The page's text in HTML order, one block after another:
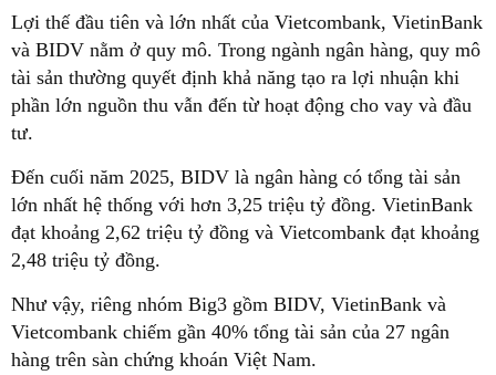
Lợi thế đầu tiên và lớn nhất của Vietcombank, VietinBank
và BIDV nằm ở quy mô. Trong ngành ngân hàng, quy mô
tài sản thường quyết định khả năng tạo ra lợi nhuận khi
phần lớn nguồn thu vẫn đến từ hoạt động cho vay và đầu
tư.
Đến cuối năm 2025, BIDV là ngân hàng có tổng tài sản
lớn nhất hệ thống với hơn 3,25 triệu tỷ đồng. VietinBank
đạt khoảng 2,62 triệu tỷ đồng và Vietcombank đạt khoảng
2,48 triệu tỷ đồng.
Như vậy, riêng nhóm Big3 gồm BIDV, VietinBank và
Vietcombank chiếm gần 40% tổng tài sản của 27 ngân
hàng trên sàn chứng khoán Việt Nam.